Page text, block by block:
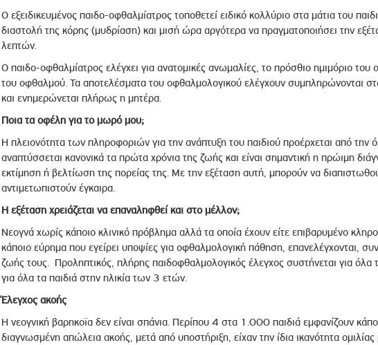
Ο εξειδικευμένος παιδο-οφθαλμίατρος τοποθετεί ειδικό κολλύριο στα μάτια του
διαστολή της κόρης (μυδρίαση) και μισή ώρα αργότερα να πραγματοποιήσει την
λεπτών.
Ο παιδο-οφθαλμίατρος ελέγχει για ανατομικές ανωμαλίες, το πρόσθιο ημιμόριο
του οφθαλμού. Τα αποτελέσματα του οφθαλμολογικού ελέγχουν συμπληρώνονται στο
και ενημερώνεται πλήρως η μητέρα.
Ποια τα οφέλη για το μωρό μου;
Η πλειονότητα των πληροφοριών για την ανάπτυξη του παιδιού προέρχεται από
αναπτύσσεται κανονικά τα πρώτα χρόνια της ζωής και είναι σημαντική η πρώιμη
εκτίμηση ή βελτίωση της πορείας της. Με την εξέταση αυτή, μπορούν να
αντιμετωπιστούν έγκαιρα.
Η εξέταση χρειάζεται να επαναληφθεί και στο μέλλον;
Νεογνά χωρίς κάποιο κλινικό πρόβλημα αλλά τα οποία έχουν είτε επιβαρυμένο
κάποιο εύρημα που εγείρει υποψίες για οφθαλμολογική πάθηση, επανελέγχονται,
ζωής τους. Προληπτικός, πλήρης παιδοφθαλμολογικός έλεγχος συστήνεται για
για όλα τα παιδιά στην ηλικία των 3 ετών.
Έλεγχος ακοής
Η νεογνική βαρηκοϊα δεν είναι σπάνια. Περίπου 4 στα 1.000 παιδιά εμφανίζουν
διαγνωσμένη απώλεια ακοής, μετά από υποστήριξη, είχαν την ίδια ικανότητα